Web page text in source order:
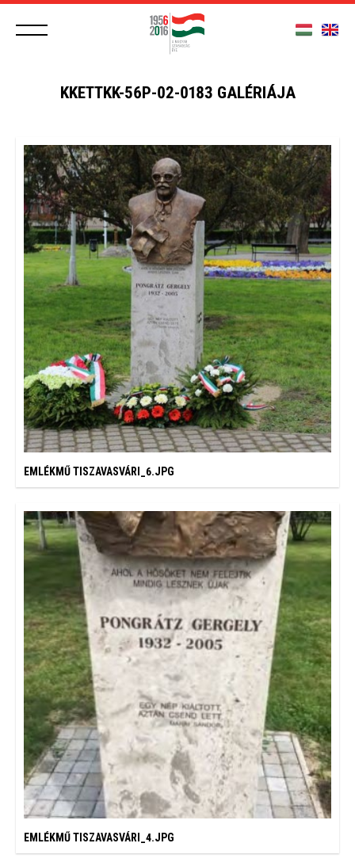
KKETTKK-56P-02-0183 GALÉRIÁJA
EMLÉKMŰ TISZAVASVÁRI_6.JPG
EMLÉKMŰ TISZAVASVÁRI_4.JPG